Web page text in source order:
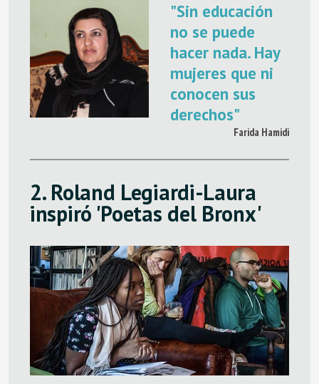
"Sin educación
no se puede
hacer nada. Hay
mujeres que ni
conocen sus
derechos"
Farida Hamidi
2. Roland Legiardi-Laura
inspiró 'Poetas del Bronx'